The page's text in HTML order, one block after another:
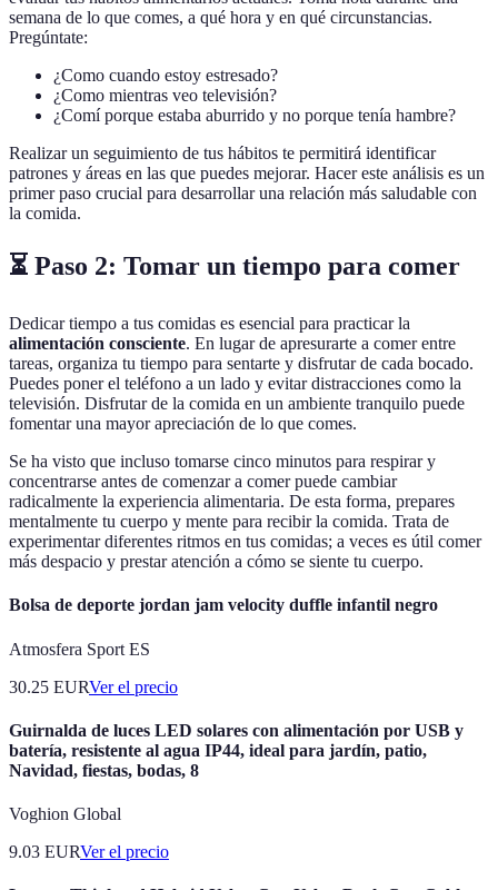
semana de lo que comes, a qué hora y en qué circunstancias.
Pregúntate:
¿Como cuando estoy estresado?
¿Como mientras veo televisión?
¿Comí porque estaba aburrido y no porque tenía hambre?
Realizar un seguimiento de tus hábitos te permitirá identificar
patrones y áreas en las que puedes mejorar. Hacer este análisis es un
primer paso crucial para desarrollar una relación más saludable con
la comida.
⏳ Paso 2: Tomar un tiempo para comer
Dedicar tiempo a tus comidas es esencial para practicar la
alimentación consciente. En lugar de apresurarte a comer entre
tareas, organiza tu tiempo para sentarte y disfrutar de cada bocado.
Puedes poner el teléfono a un lado y evitar distracciones como la
televisión. Disfrutar de la comida en un ambiente tranquilo puede
fomentar una mayor apreciación de lo que comes.
Se ha visto que incluso tomarse cinco minutos para respirar y
concentrarse antes de comenzar a comer puede cambiar
radicalmente la experiencia alimentaria. De esta forma, prepares
mentalmente tu cuerpo y mente para recibir la comida. Trata de
experimentar diferentes ritmos en tus comidas; a veces es útil comer
más despacio y prestar atención a cómo se siente tu cuerpo.
Bolsa de deporte jordan jam velocity duffle infantil negro
Atmosfera Sport ES
30.25 EURVer el precio
Guirnalda de luces LED solares con alimentación por USB y
batería, resistente al agua IP44, ideal para jardín, patio,
Navidad, fiestas, bodas, 8
Voghion Global
9.03 EURVer el precio